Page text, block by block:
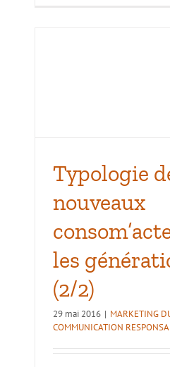
Typologie
nouveaux
les
(2/2)
29 mai 2016 | MARKETING
COMMUNICATION